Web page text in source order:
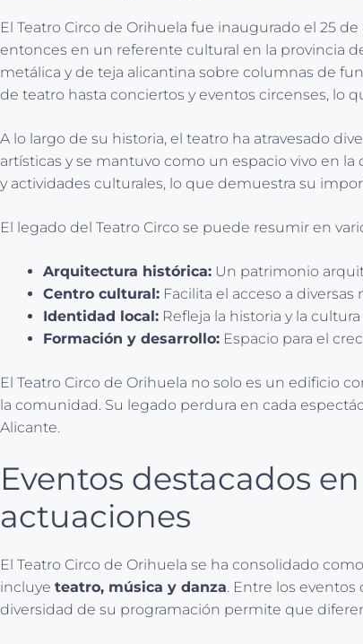
El Teatro Circo de Orihuela fue inaugurado el 25
entonces en un referente cultural en la provincia
metálica y de teja alicantina sobre columnas de
de teatro hasta conciertos y eventos circenses, lo
A lo largo de su historia, el teatro ha atravesado
artísticas y se mantuvo como un espacio vivo en
y actividades culturales, lo que demuestra su
El legado del Teatro Circo se puede resumir en
Arquitectura histórica: Un patrimonio
Centro cultural: Facilita el acceso a
Identidad local: Refleja la historia y la
Formación y desarrollo: Espacio para el
El Teatro Circo de Orihuela no solo es un edificio
la comunidad. Su legado perdura en cada
Alicante.
Eventos destacados
actuaciones
El Teatro Circo de Orihuela se ha consolidado
incluye teatro, música y danza. Entre los
diversidad de su programación permite que